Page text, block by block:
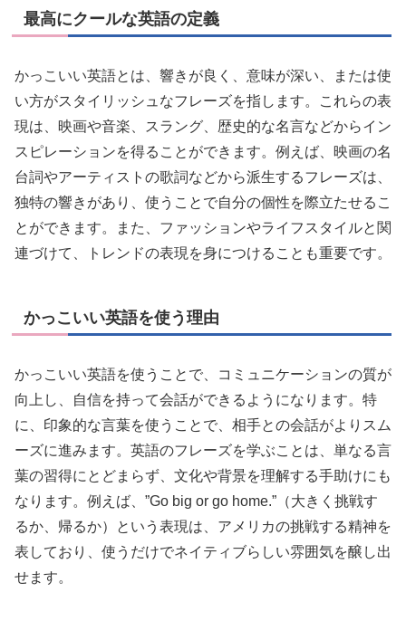
最高にクールな英語の定義
かっこいい英語とは、響きが良く、意味が深い、または使
い方がスタイリッシュなフレーズを指します。これらの表
現は、映画や音楽、スラング、歴史的な名言などからイン
スピレーションを得ることができます。例えば、映画の名
台詞やアーティストの歌詞などから派生するフレーズは、
独特の響きがあり、使うことで自分の個性を際立たせるこ
とができます。また、ファッションやライフスタイルと関
連づけて、トレンドの表現を身につけることも重要です。
かっこいい英語を使う理由
かっこいい英語を使うことで、コミュニケーションの質が
向上し、自信を持って会話ができるようになります。特
に、印象的な言葉を使うことで、相手との会話がよりスム
ーズに進みます。英語のフレーズを学ぶことは、単なる言
葉の習得にとどまらず、文化や背景を理解する手助けにも
なります。例えば、”Go big or go home.”（大きく挑戦す
るか、帰るか）という表現は、アメリカの挑戦する精神を
表しており、使うだけでネイティブらしい雰囲気を醸し出
せます。